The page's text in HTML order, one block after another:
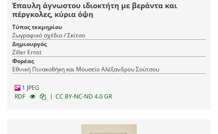
Έπαυλη άγνωστου ιδιοκτήτη με βεράντα και
πέργκολες, κύρια όψη
Τύπος τεκμηρίου
Ζωγραφικό σχέδιο / Σκίτσο
Δημιουργός
Ziller Ernst
Φορέας
Εθνική Πινακοθήκη και Μουσείο Αλέξανδρου Σούτσου
1 JPEG
RDF
| CC BY-NC-ND 4.0 GR